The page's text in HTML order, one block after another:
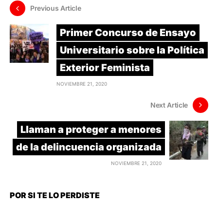
Previous Article
Primer Concurso de Ensayo
Universitario sobre la Política
Exterior Feminista
NOVIEMBRE 21, 2020
Next Article
Llaman a proteger a menores
de la delincuencia organizada
NOVIEMBRE 21, 2020
POR SI TE LO PERDISTE